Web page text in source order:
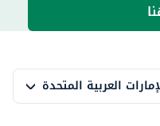
العربية المتحدة